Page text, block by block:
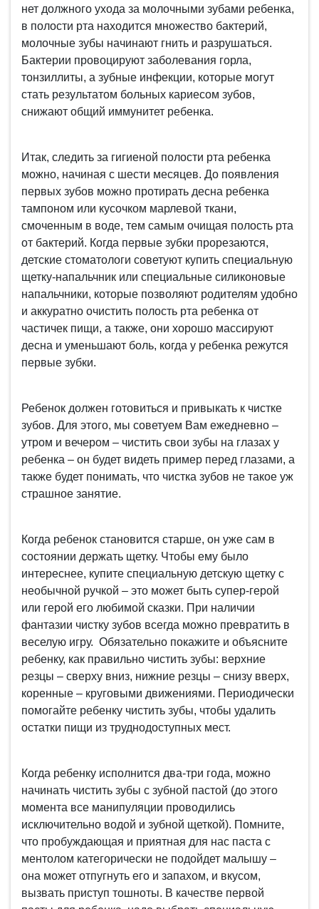
нет должного ухода за молочными зубами ребенка,
в полости рта находится множество бактерий,
молочные зубы начинают гнить и разрушаться.
Бактерии провоцируют заболевания горла,
тонзиллиты, а зубные инфекции, которые могут
стать результатом больных кариесом зубов,
снижают общий иммунитет ребенка.
Итак, следить за гигиеной полости рта ребенка
можно, начиная с шести месяцев. До появления
первых зубов можно протирать десна ребенка
тампоном или кусочком марлевой ткани,
смоченным в воде, тем самым очищая полость рта
от бактерий. Когда первые зубки прорезаются,
детские стоматологи советуют купить специальную
щетку-напальчник или специальные силиконовые
напальчники, которые позволяют родителям удобно
и аккуратно очистить полость рта ребенка от
частичек пищи, а также, они хорошо массируют
десна и уменьшают боль, когда у ребенка режутся
первые зубки.
Ребенок должен готовиться и привыкать к чистке
зубов. Для этого, мы советуем Вам ежедневно –
утром и вечером – чистить свои зубы на глазах у
ребенка – он будет видеть пример перед глазами, а
также будет понимать, что чистка зубов не такое уж
страшное занятие.
Когда ребенок становится старше, он уже сам в
состоянии держать щетку. Чтобы ему было
интереснее, купите специальную детскую щетку с
необычной ручкой – это может быть супер-герой
или герой его любимой сказки. При наличии
фантазии чистку зубов всегда можно превратить в
веселую игру. Обязательно покажите и объясните
ребенку, как правильно чистить зубы: верхние
резцы – сверху вниз, нижние резцы – снизу вверх,
коренные – круговыми движениями. Периодически
помогайте ребенку чистить зубы, чтобы удалить
остатки пищи из труднодоступных мест.
Когда ребенку исполнится два-три года, можно
начинать чистить зубы с зубной пастой (до этого
момента все манипуляции проводились
исключительно водой и зубной щеткой). Помните,
что пробуждающая и приятная для нас паста с
ментолом категорически не подойдет малышу –
она может отпугнуть его и запахом, и вкусом,
вызвать приступ тошноты. В качестве первой